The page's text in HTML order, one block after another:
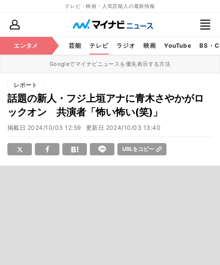
テレビ・映画・人気芸能人の最新情報
エンタメ 芸能 テレビ ラジオ 映画 YouTube BS・
Googleでマイナビニュースを優先表示する方法
レポート
話題の新人・フジ上垣アナに青木さやかがロ
ックオン 共演者「怖い怖い(笑)」
掲載日 2024/10/03 12:59 更新日 2024/10/03 13:40
URLをコピー